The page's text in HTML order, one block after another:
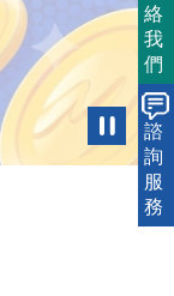
絡
我
們
諮
詢
服
務